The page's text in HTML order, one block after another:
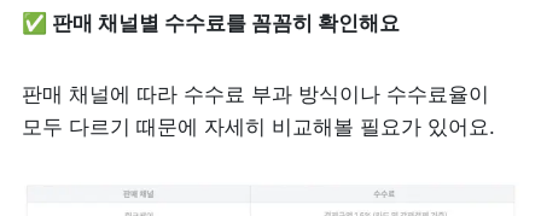
✅ 판매 채널별 수수료를 꼼꼼히 확인해요
판매 채널에 따라 수수료 부과 방식이나 수수료율이
모두 다르기 때문에 자세히 비교해볼 필요가 있어요.